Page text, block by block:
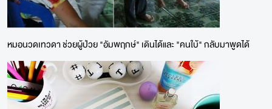
หมอนวดเทวดา ช่วยผู้ป่วย "อัมพฤกษ์" เดินได้และ "คนใบ้" กลับมาพูดได้